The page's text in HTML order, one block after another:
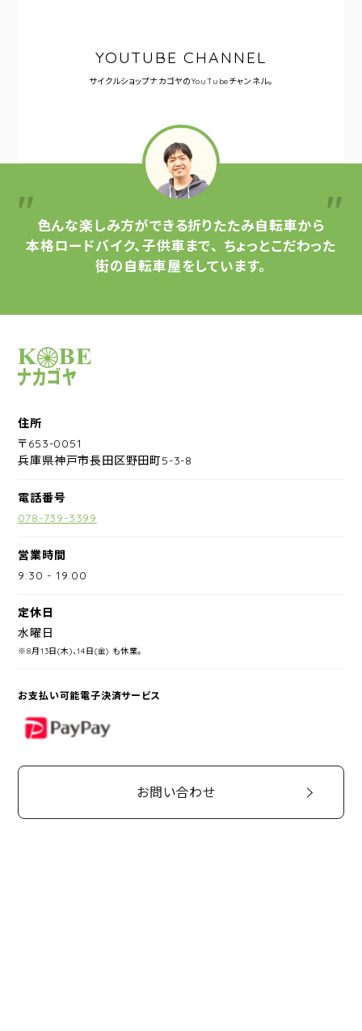
YOUTUBE CHANNEL
サイクルショップナカゴヤのYouTubeチャンネル。
色んな楽しみ方ができる折りたたみ自転車から
本格ロードバイク、子供車まで、 ちょっとこだわった
街の自転車屋をしています。
サイクルショップナカゴヤ
住所
〒653-0051
兵庫県神戸市長田区野田町5-3-8
電話番号
078-739-3399
営業時間
9:30 -19:00
定休日
水曜日
※8月13日(木)、14日(金) も休業。
お支払い可能電子決済サービス
PayPay
お問い合わせ